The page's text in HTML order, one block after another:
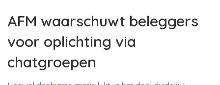
AFM waarschuwt beleggers
voor oplichting via
chatgroepen